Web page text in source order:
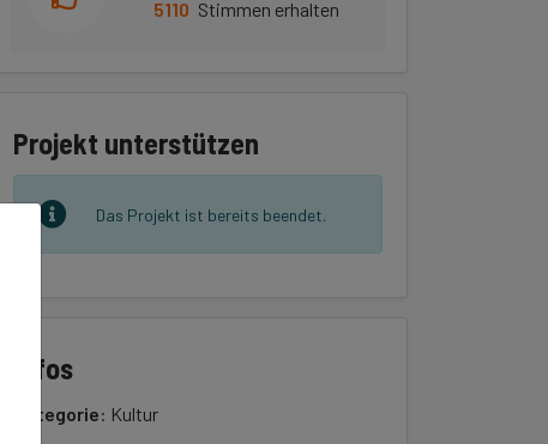
5110 Stimmen erhalten
Projekt unterstützen
Das Projekt ist bereits beendet.
Infos
Kategorie: Kultur